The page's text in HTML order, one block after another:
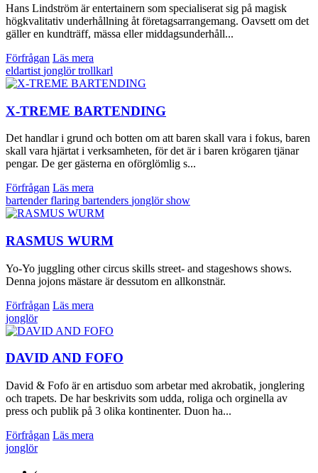
Hans Lindström är entertainern som specialiserat sig på magisk
högkvalitativ underhållning åt företagsarrangemang. Oavsett om det
gäller en kundträff, mässa eller middagsunderhåll...
Förfrågan Läs mera
eldartist jonglörtrollkarl
X-TREME BARTENDING
Det handlar i grund och botten om att baren skall vara i fokus, baren
skall vara hjärtat i verksamheten, för det är i baren krögaren tjänar
pengar. De ger gästerna en oförglömlig s...
Förfrågan Läs mera
bartenderflaring bartenders jonglörshow
RASMUS WURM
Yo-Yo juggling other circus skills street- and stageshows shows.
Denna jojons mästare är dessutom en allkonstnär.
Förfrågan Läs mera
jonglör
DAVID AND FOFO
David & Fofo är en artisduo som arbetar med akrobatik, jonglering
och trapets. De har beskrivits som udda, roliga och orginella av
press och publik på 3 olika kontinenter. Duon ha...
Förfrågan Läs mera
jonglör